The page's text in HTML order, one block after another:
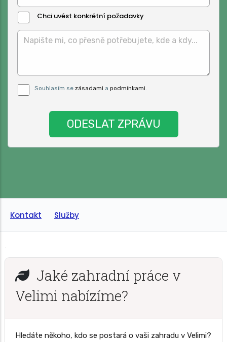
Chci uvést konkrétní požadavky
Zprávy:
Pro odeslání musite odsouhlasit naše
podmínky.
Souhlasím se zásadami a podmínkami.
Kontakt Služby
Jaké zahradní práce v
Velimi nabízíme?
Hledáte někoho, kdo se postará o vaši zahradu v Velimi?